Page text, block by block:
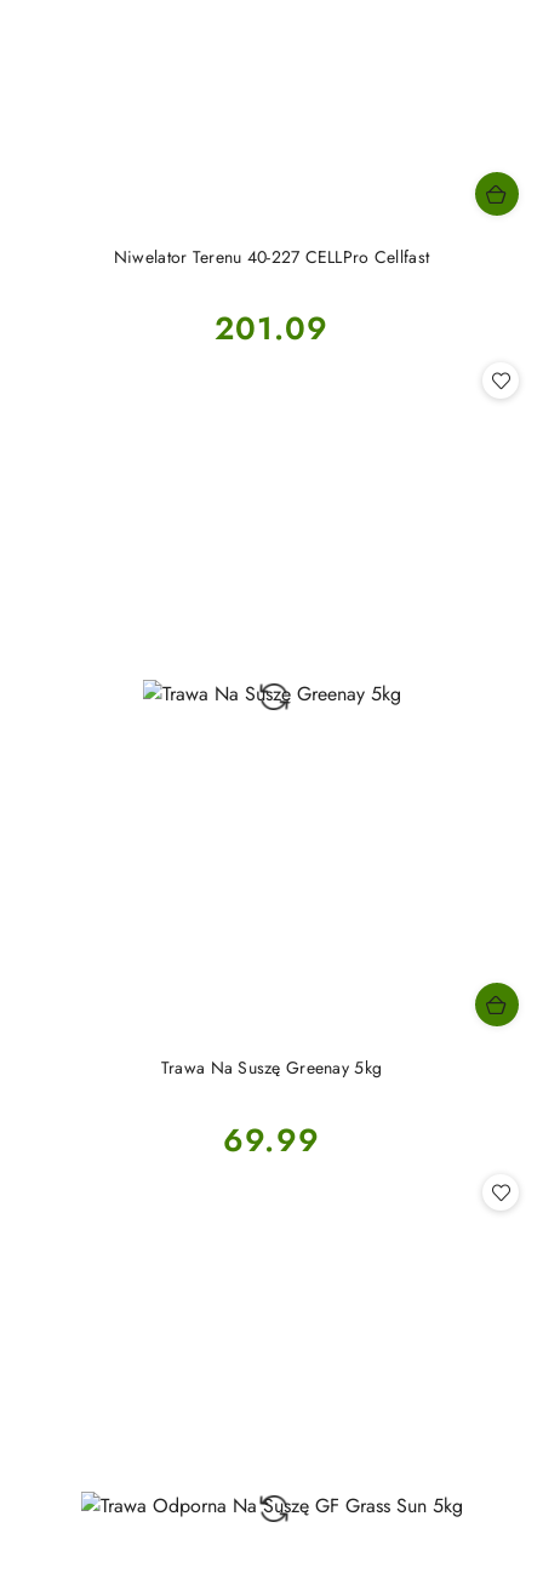
Niwelator Terenu 40-227 CELLPro Cellfast
Cena:
201.09
Trawa Na Suszę Greenay 5kg
Cena:
69.99